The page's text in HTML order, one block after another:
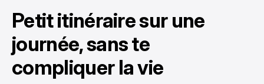
Petit itinéraire sur une
journée, sans te
compliquer la vie